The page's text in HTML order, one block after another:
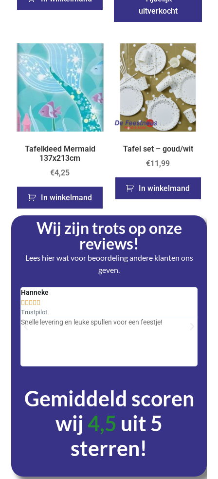
uitverkocht
Tafelkleed Mermaid
137x213cm
€4,25
In winkelmand
Tafel set – goud/wit
€11,99
In winkelmand
Wij zijn trots op onze
reviews!
Lees hier wat voor beoordeling andere klanten ons
geven.
Hanneke

Trustpilot
Snelle levering en leuke spullen voor een feestje!
Gemiddeld scoren
wij4,5 uit 5
sterren!